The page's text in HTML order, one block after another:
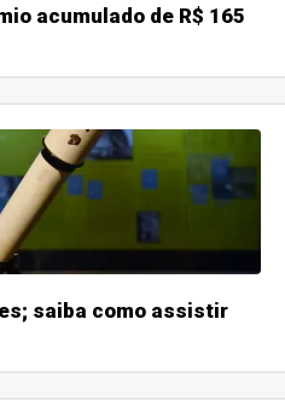
acumulado de R$ 165
saiba como assistir